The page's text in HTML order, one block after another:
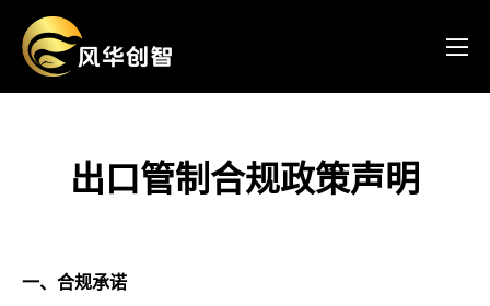
出口管制合规政策声明
一、合规承诺